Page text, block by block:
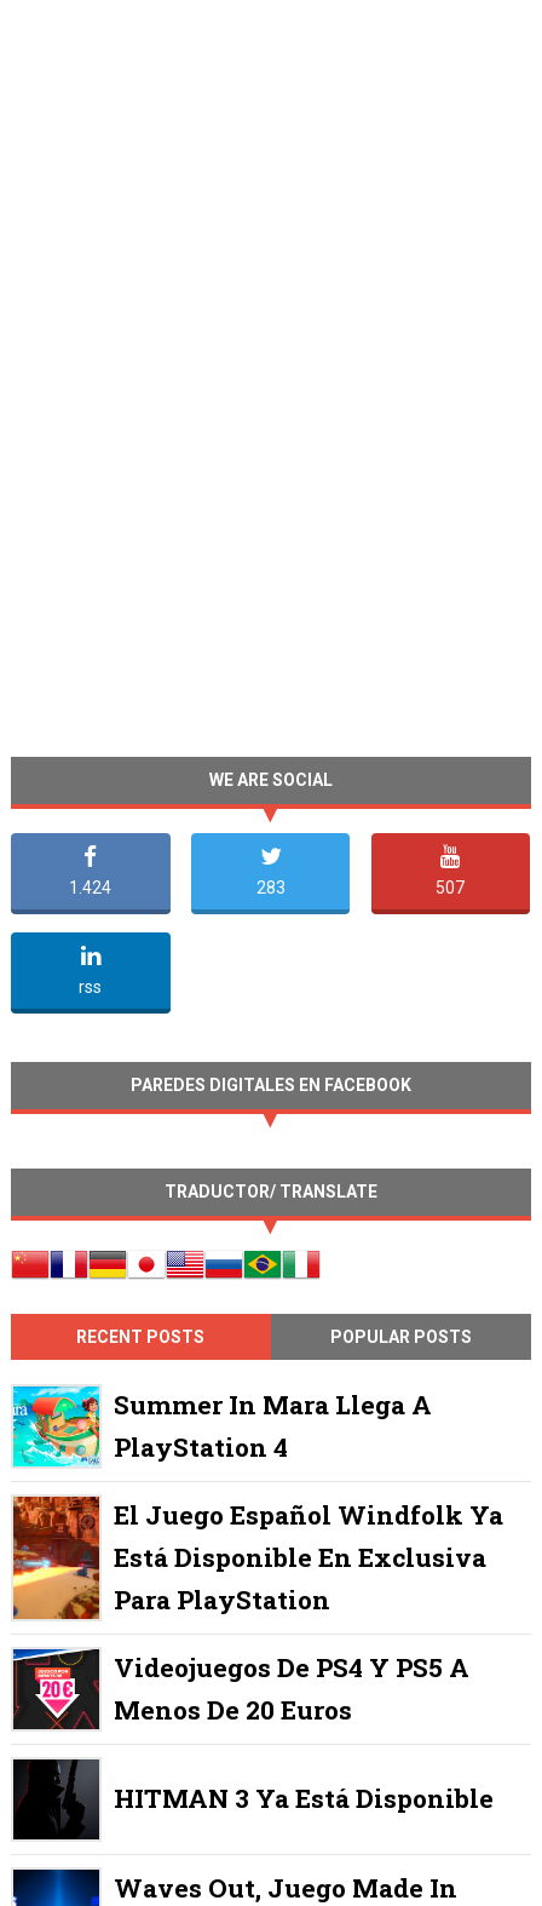
WE ARE SOCIAL
1.424 283 507
rss
PAREDES DIGITALES EN FACEBOOK
TRADUCTOR/ TRANSLATE
RECENT POSTS POPULAR POSTS
Summer In Mara Llega A
PlayStation 4
El Juego Español Windfolk Ya
Está Disponible En Exclusiva
Para PlayStation
Videojuegos De PS4 Y PS5 A
Menos De 20 Euros
HITMAN 3 Ya Está Disponible
Waves Out, Juego Made In